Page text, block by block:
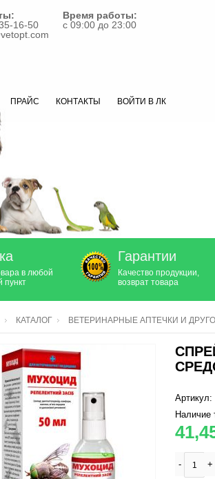
16-50
Время работы:
с 09:00 до 23:00
ПРАЙС КОНТАКТЫ ВОЙТИ В ЛК
в любой
пункт
Гарантии
Качество продукции,
возврат товара
КАТАЛОГ ВЕТЕРИНАРНЫЕ АПТЕЧКИ И
Артикул:
Наличие
- +